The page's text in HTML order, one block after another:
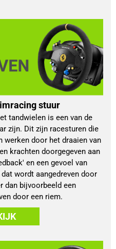
stuur
tandwielen is een van de
zijn. Dit zijn racesturen die
werken door het draaien van
krachten doorgegeven aan
en een gevoel van
wordt aangedreven door
dan bijvoorbeeld een
door een riem.